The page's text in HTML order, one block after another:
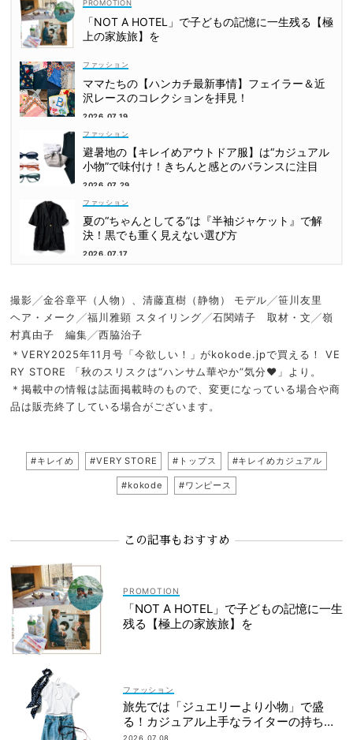
「NOT A HOTEL」で子どもの記憶に一生残る【極
上の家族旅】を
ファッション
ママたちの【ハンカチ最新事情】フェイラー＆近
沢レースのコレクションを拝見！
2026.07.19
ファッション
避暑地の【キレイめアウトドア服】は“カジュアル
小物”で味付け！きちんと感とのバランスに注目
2026.07.29
ファッション
夏の“ちゃんとしてる”は『半袖ジャケット』で解
決！黒でも重く見えない選び方
2026.07.17
撮影╱金谷章平（人物）、清藤直樹（静物） モデル╱笹川友里
ヘア・メーク╱福川雅顕 スタイリング╱石関靖子 取材・文╱嶺
村真由子 編集╱西脇治子
＊VERY2025年11月号「今欲しい！」がkokode.jpで買える！ VE
RY STORE 「秋のスリスクは“ハンサム華やか”気分♥」より。
＊掲載中の情報は誌面掲載時のもので、変更になっている場合や商
品は販売終了している場合がございます。
#キレイめ #VERY STORE #トップス #キレイめカジュアル
#kokode #ワンピース
この記事もおすすめ
「NOT A HOTEL」で子どもの記憶に一生
残る【極上の家族旅】を
ファッション
旅先では「ジュエリーより小物」で盛
る！カジュアル上手なライターの持ち物
リスト
2026.07.08